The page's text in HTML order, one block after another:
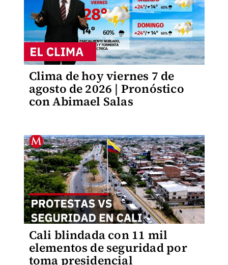
Clima de hoy viernes 7 de
agosto de 2026 | Pronóstico
con Abimael Salas
Cali blindada con 11 mil
elementos de seguridad por
toma presidencial